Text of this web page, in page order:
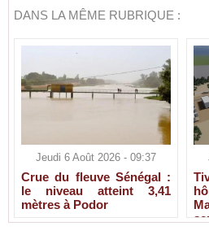
DANS LA MÊME RUBRIQUE :
Jeudi 6 Août 2026 - 09:37
Crue du fleuve Sénégal :
le niveau atteint 3,41
mètres à Podor